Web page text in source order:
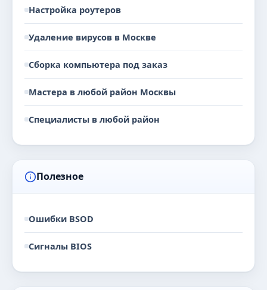
Настройка роутеров
Удаление вирусов в Москве
Сборка компьютера под заказ
Мастера в любой район Москвы
Специалисты в любой район
Полезное
Ошибки BSOD
Сигналы BIOS